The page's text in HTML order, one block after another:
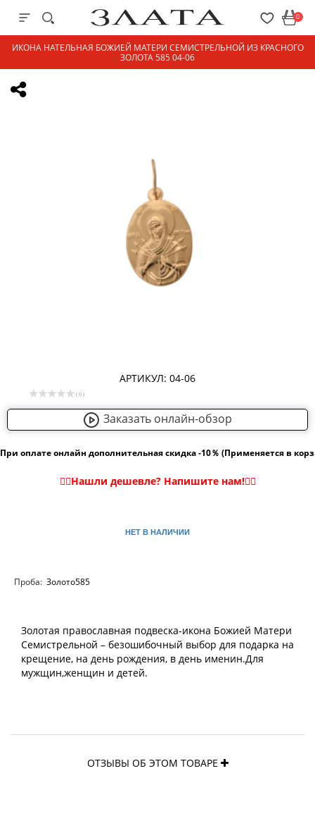
0
ИКОНА НАТЕЛЬНАЯ БОЖИЕЙ МАТЕРИ СЕМИСТРЕЛЬНОЙ ИЗ КРАСНОГО
ЗОЛОТА 585 04-06
АРТИКУЛ: 04-06
( 0 )
Заказать онлайн-обзор
При оплате онлайн дополнительная скидка -10％ (Применяется в
НЕТ В НАЛИЧИИ
Проба: Золото585
Золотая православная подвеска-икона Божией Матери
Семистрельной – безошибочный выбор для подарка на
крещение, на день рождения, в день именин.Для
мужщин,женщин и детей.
ОТЗЫВЫ ОБ ЭТОМ ТОВАРЕ